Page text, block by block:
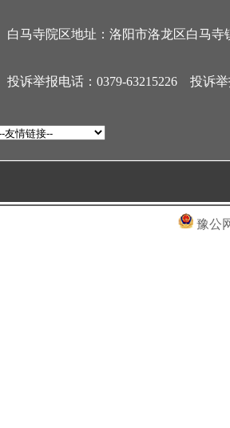
白马寺院区地址：洛阳市洛龙区白马寺
投诉举报电话：0379-63215226 投诉举
豫公